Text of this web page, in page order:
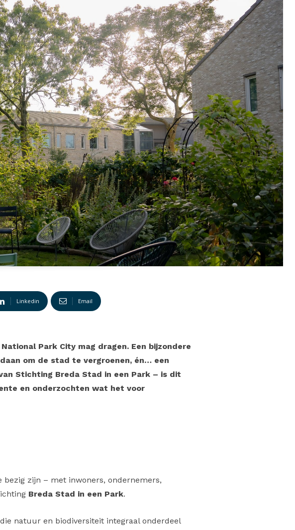
Linkedin Email
Park City mag dragen. Een bijzondere
om de stad te vergroenen, én… een
Stichting Breda Stad in een Park – is dit
en onderzochten wat het voor
bezig zijn – met inwoners, ondernemers,
Breda Stad in een Park.
natuur en biodiversiteit integraal onderdeel